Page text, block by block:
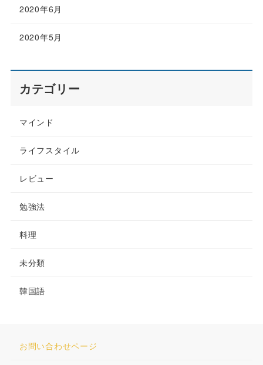
2020年6月
2020年5月
カテゴリー
マインド
ライフスタイル
レビュー
勉強法
料理
未分類
韓国語
お問い合わせページ